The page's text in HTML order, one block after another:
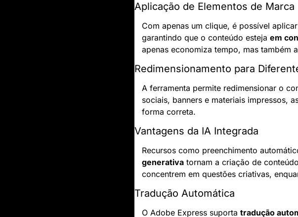
Aplicação de Elementos de Marca
Com apenas um clique, é possível
garantindo que o conteúdo esteja em
apenas economiza tempo, mas também
Redimensionamento para
A ferramenta permite redimensionar o
sociais, banners e materiais impressos,
forma correta.
Vantagens da IA Integrada
Recursos como preenchimento
generativa tornam a criação de
concentrem em questões criativas,
Tradução Automática
O Adobe Express suporta tradução